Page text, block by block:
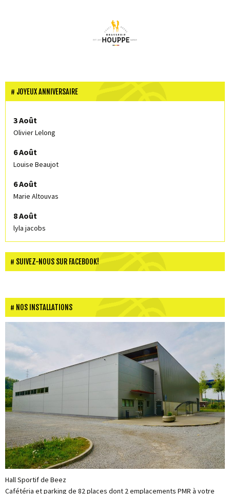
JOYEUX ANNIVERSAIRE
3 Août
Olivier Lelong
6 Août
Louise Beaujot
6 Août
Marie Altouvas
8 Août
lyla jacobs
SUIVEZ-NOUS SUR FACEBOOK!
NOS INSTALLATIONS
Hall Sportif de Beez
Cafétéria et parking de 82 places dont 2 emplacements PMR à votre